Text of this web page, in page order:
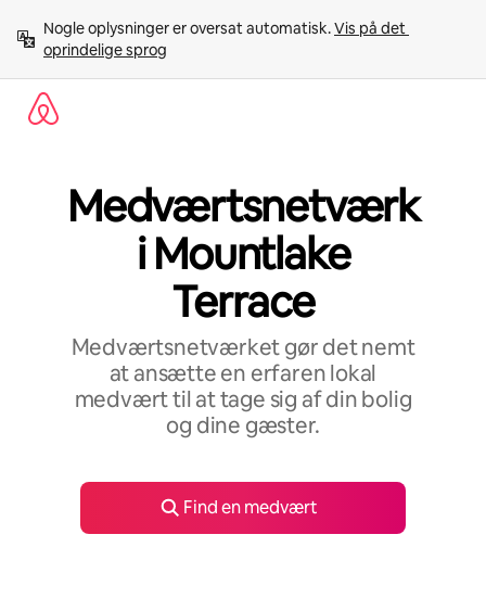
videre
indhold
Nogle oplysninger er oversat automatisk. Vis på det
oprindelige sprog
Medværtsnetværk
i Mountlake
Terrace
Medværtsnetværket gør det nemt
at ansætte en erfaren lokal
medvært til at tage sig af din bolig
og dine gæster.
Find en medvært